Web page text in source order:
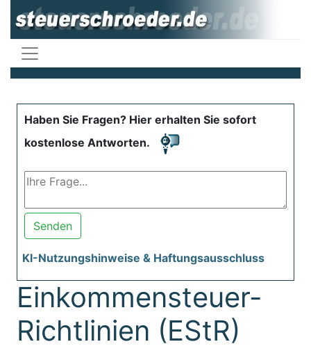
Haben Sie Fragen? Hier erhalten Sie sofort
kostenlose Antworten.
Senden
KI-Nutzungshinweise & Haftungsausschluss
Einkommensteuer-
Richtlinien (EStR)